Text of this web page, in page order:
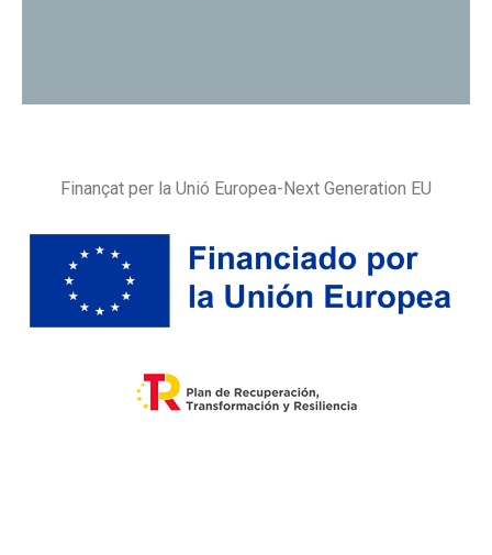
Finançat per la Unió Europea-Next Generation EU